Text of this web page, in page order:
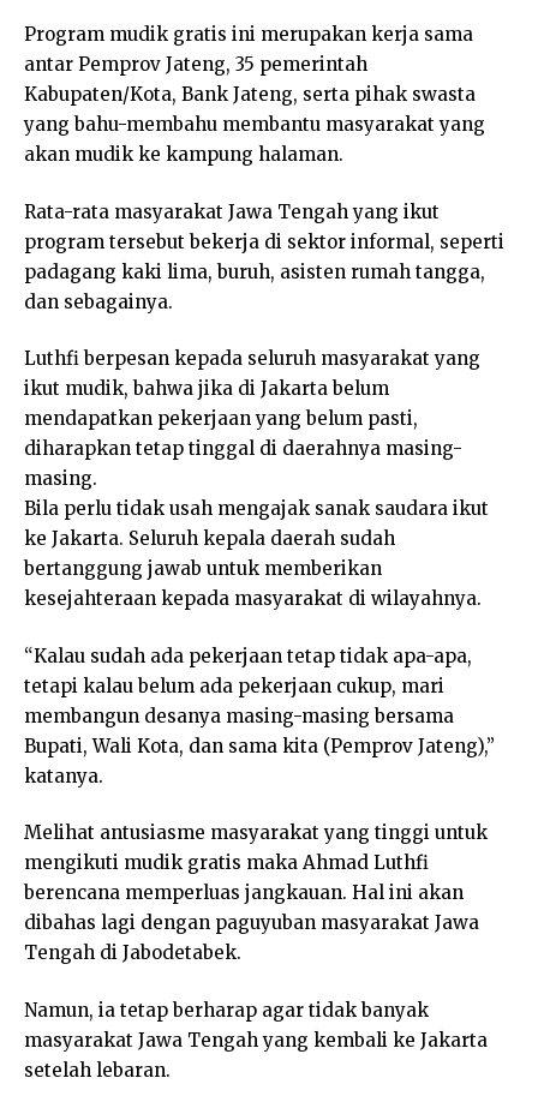
Program mudik gratis ini merupakan kerja sama
antar Pemprov Jateng, 35 pemerintah
Kabupaten/Kota, Bank Jateng, serta pihak swasta
yang bahu-membahu membantu masyarakat yang
akan mudik ke kampung halaman.
Rata-rata masyarakat Jawa Tengah yang ikut
program tersebut bekerja di sektor informal, seperti
padagang kaki lima, buruh, asisten rumah tangga,
dan sebagainya.
Luthfi berpesan kepada seluruh masyarakat yang
ikut mudik, bahwa jika di Jakarta belum
mendapatkan pekerjaan yang belum pasti,
diharapkan tetap tinggal di daerahnya masing-
masing.
Bila perlu tidak usah mengajak sanak saudara ikut
ke Jakarta. Seluruh kepala daerah sudah
bertanggung jawab untuk memberikan
kesejahteraan kepada masyarakat di wilayahnya.
“Kalau sudah ada pekerjaan tetap tidak apa-apa,
tetapi kalau belum ada pekerjaan cukup, mari
membangun desanya masing-masing bersama
Bupati, Wali Kota, dan sama kita (Pemprov Jateng),”
katanya.
Melihat antusiasme masyarakat yang tinggi untuk
mengikuti mudik gratis maka Ahmad Luthfi
berencana memperluas jangkauan. Hal ini akan
dibahas lagi dengan paguyuban masyarakat Jawa
Tengah di Jabodetabek.
Namun, ia tetap berharap agar tidak banyak
masyarakat Jawa Tengah yang kembali ke Jakarta
setelah lebaran.